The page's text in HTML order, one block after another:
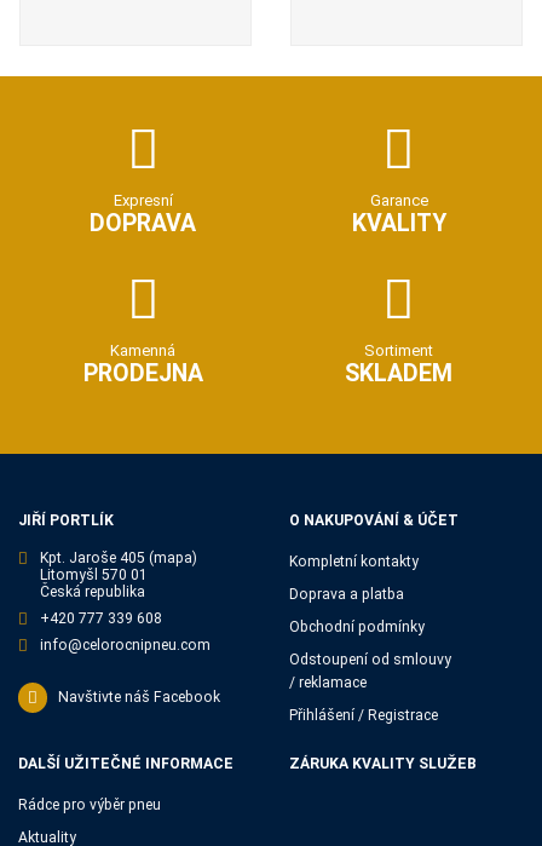
Expresní
DOPRAVA
Garance
KVALITY
Kamenná
PRODEJNA
Sortiment
SKLADEM
JIŘÍ PORTLÍK
Kpt. Jaroše 405 (mapa)
Litomyšl 570 01
Česká republika
+420 777 339 608
info@celorocnipneu.com
Navštivte náš Facebook
O NAKUPOVÁNÍ & ÚČET
Kompletní kontakty
Doprava a platba
Obchodní podmínky
Odstoupení od smlouvy
/ reklamace
Přihlášení / Registrace
DALŠÍ UŽITEČNÉ INFORMACE
Rádce pro výběr pneu
Aktuality
ZÁRUKA KVALITY SLUŽEB